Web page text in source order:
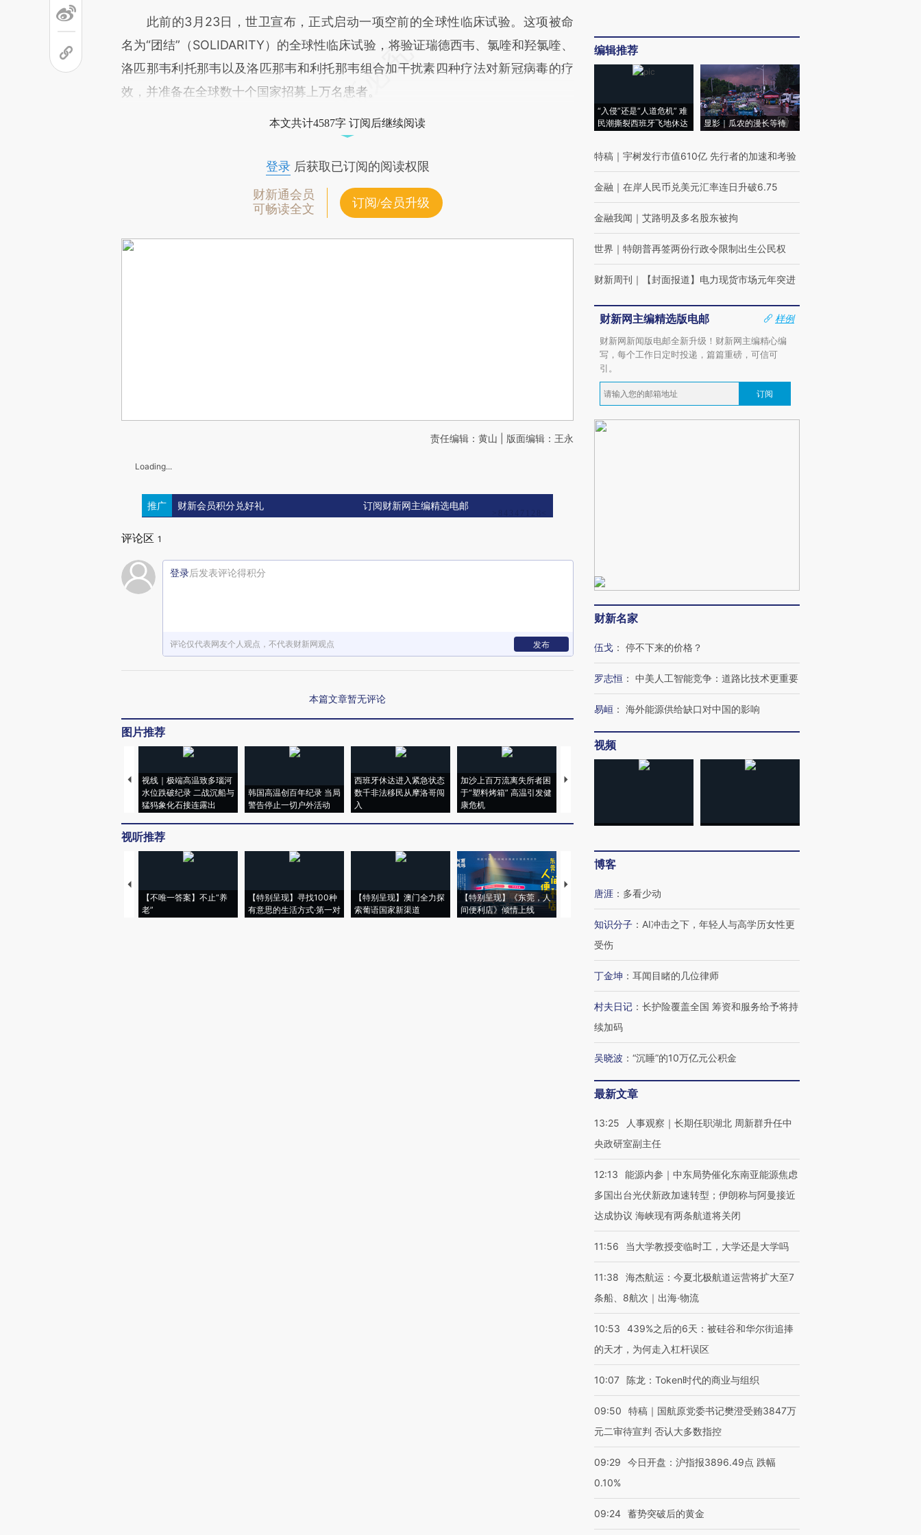
此前的3月23日，世卫宣布，正式启动一项空前的全球性临床试验。这项被命
名为“团结”（SOLIDARITY）的全球性临床试验，将验证瑞德西韦、氯喹和羟氯喹、
洛匹那韦利托那韦以及洛匹那韦和利托那韦组合加干扰素四种疗法对新冠病毒的疗
效，并准备在全球数十个国家招募上万名患者。
本文共计4587字 订阅后继续阅读
登录后获取已订阅的阅读权限
财新通会员
可畅读全文
订阅/会员升级
责任编辑：黄山 | 版面编辑：王永
Loading...
推广 财新会员积分兑好礼 订阅财新网主编精选电邮
评论区 1
登录后发表评论得积分
评论仅代表网友个人观点，不代表财新网观点 发布
本篇文章暂无评论
图片推荐
视线｜极端高温致多瑙河
水位跌破纪录 二战沉船与
猛犸象化石接连露出
韩国高温创百年纪录 当局
警告停止一切户外活动
西班牙休达进入紧急状态
数千非法移民从摩洛哥闯
入
加沙上百万流离失所者困
于“塑料烤箱” 高温引发健
康危机
视线｜HYROX的吸金
视听推荐
【不唯一答案】不止“养
老”
【特别呈现】寻找100种
有意思的生活方式·第一对
【特别呈现】澳门全力探
索葡语国家新渠道
【特别呈现】《东莞，人
间便利店》倾情上线
【推广】走进第四届链博
会，让数智科技“链”接产
有意思的生活方式·第三对
住三大增长引擎是什么？
编辑推荐
“入侵”还是“人道危机” 难
民潮撕裂西班牙飞地休达
显影｜瓜农的漫长等待
特稿 ｜ 宇树发行市值610亿 先行者的加速和考验
金融 ｜ 在岸人民币兑美元汇率连日升破6.75
金融我闻 ｜ 艾路明及多名股东被拘
世界 ｜ 特朗普再签两份行政令限制出生公民权
财新周刊 ｜ 【封面报道】电力现货市场元年突进
财新网主编精选版电邮
样例
财新网新闻版电邮全新升级！财新网主编精心编
写，每个工作日定时投递，篇篇重磅，可信可
引。
订阅
财新名家
伍戈 ： 停不下来的价格？
罗志恒 ： 中美人工智能竞争：道路比技术更重要
易峘 ： 海外能源供给缺口对中国的影响
视频
博客
唐涯 ： 多看少动
知识分子 ： AI冲击之下，年轻人与高学历女性更
受伤
丁金坤 ： 耳闻目睹的几位律师
村夫日记 ： 长护险覆盖全国 筹资和服务给予将持
续加码
吴晓波 ： “沉睡”的10万亿元公积金
最新文章
13:25
人事观察｜长期任职湖北 周新群升任中
央政研室副主任
12:13
能源内参｜中东局势催化东南亚能源焦虑
多国出台光伏新政加速转型；伊朗称与阿曼接近
达成协议 海峡现有两条航道将关闭
11:56 当大学教授变临时工，大学还是大学吗
11:38
海杰航运：今夏北极航道运营将扩大至7
条船、8航次｜出海·物流
10:53
439%之后的6天：被硅谷和华尔街追捧
的天才，为何走入杠杆误区
10:07 陈龙：Token时代的商业与组织
09:50
特稿｜国航原党委书记樊澄受贿3847万
元二审待宣判 否认大多数指控
09:29
今日开盘：沪指报3896.49点 跌幅
0.10%
09:24 蓄势突破后的黄金